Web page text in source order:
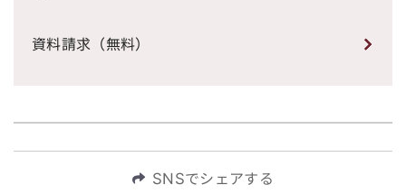
資料請求（無料）
SNSでシェアする